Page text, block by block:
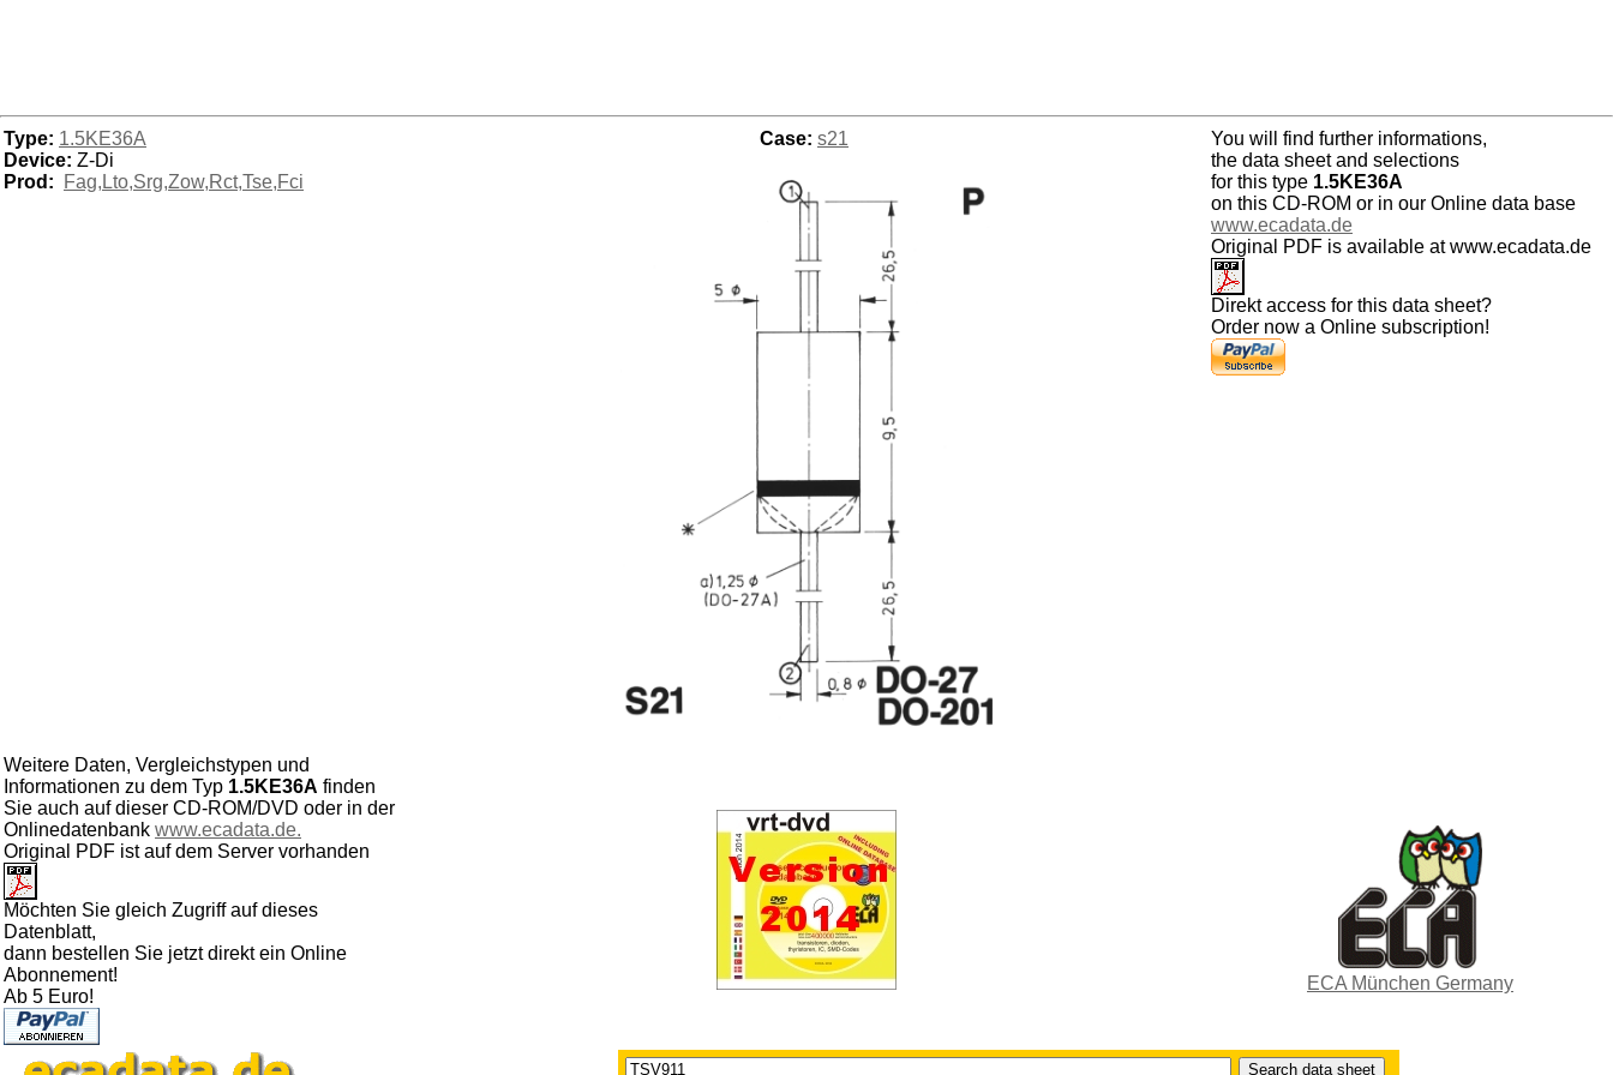
Type: 1.5KE36A
Device: Z-Di
Prod:
Fag,Lto,Srg,Zow,Rct,Tse,Fci
Case: s21
You will find further informations,
the data sheet and selections
for this type 1.5KE36A
on this CD-ROM or in our Online data base
www.ecadata.de
Original PDF is available at www.ecadata.de
Direkt access for this data sheet?
Order now a Online subscription!
Weitere Daten, Vergleichstypen und
Informationen zu dem Typ 1.5KE36A finden
Sie auch auf dieser CD-ROM/DVD oder in der
Onlinedatenbank www.ecadata.de.
Original PDF ist auf dem Server vorhanden
Möchten Sie gleich Zugriff auf dieses
Datenblatt,
dann bestellen Sie jetzt direkt ein Online
Abonnement!
Ab 5 Euro!
ECA München Germany